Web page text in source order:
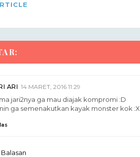
ARI 14 MARET, 2016 11:29
jari2nya ga mau diajak kompromi :D
ga semenakutkan kayak monster kok
Balasan